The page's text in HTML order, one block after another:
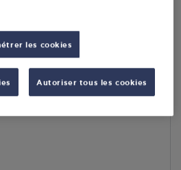
Accès
les cookies
Autoriser tous les cookies